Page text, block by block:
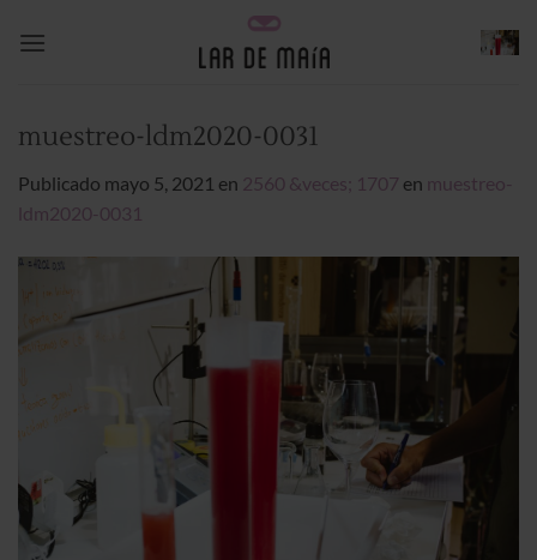
muestreo-ldm2020-0031
Publicado mayo 5, 2021 en 2560 &veces; 1707 en muestreo-
ldm2020-0031